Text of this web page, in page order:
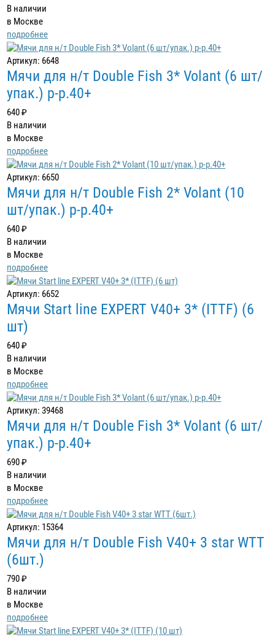
В наличии
в Москве
подробнее
Артикул: 6648
Мячи для н/т Double Fish 3* Volant (6 шт/
упак.) р-р.40+
640 ₽
В наличии
в Москве
подробнее
Артикул: 6650
Мячи для н/т Double Fish 2* Volant (10
шт/упак.) р-р.40+
640 ₽
В наличии
в Москве
подробнее
Артикул: 6652
Мячи Start line EXPERT V40+ 3* (ITTF) (6
шт)
640 ₽
В наличии
в Москве
подробнее
Артикул: 39468
Мячи для н/т Double Fish 3* Volant (6 шт/
упак.) р-р.40+
690 ₽
В наличии
в Москве
подробнее
Артикул: 15364
Мячи для н/т Double Fish V40+ 3 star WTT
(6шт.)
790 ₽
В наличии
в Москве
подробнее